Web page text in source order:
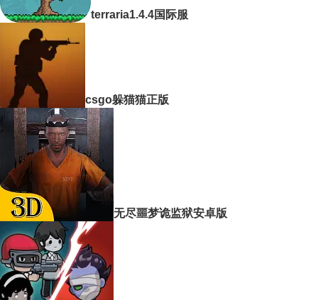
terraria1.4.4国际服
csgo躲猫猫正版
无尽噩梦诡监狱安卓版